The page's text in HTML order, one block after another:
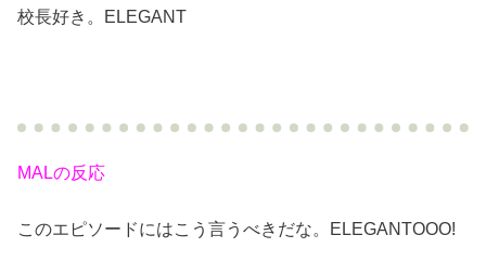
校長好き。ELEGANT
MALの反応
このエピソードにはこう言うべきだな。ELEGANTOOO!